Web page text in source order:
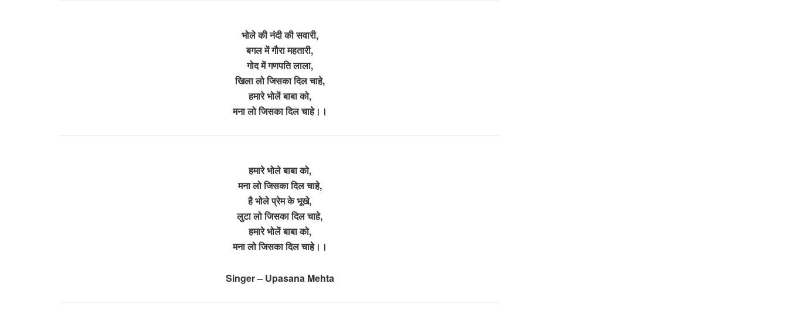
भोले की नंदी की सवारी,
बगल में गौरा महतारी,
गोद में गणपति लाला,
खिला लो जिसका दिल चाहे,
हमारे भोलें बाबा को,
मना लो जिसका दिल चाहे।।
हमारे भोले बाबा को,
मना लो जिसका दिल चाहे,
है भोले प्रेम के भूखे,
लुटा लो जिसका दिल चाहे,
हमारे भोलें बाबा को,
मना लो जिसका दिल चाहे।।
Singer – Upasana Mehta